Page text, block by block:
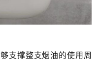
支撑整支烟油的使用周